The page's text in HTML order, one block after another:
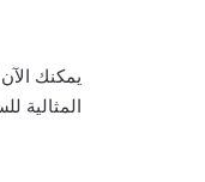
يمكنك
المثالية